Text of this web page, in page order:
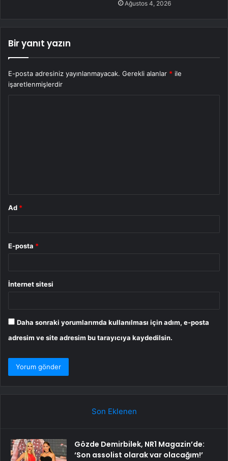
Ağustos 4, 2026
Bir yanıt yazın
E-posta adresiniz yayınlanmayacak. Gerekli alanlar * ile
işaretlenmişlerdir
Ad *
E-posta *
İnternet sitesi
Daha sonraki yorumlarımda kullanılması için adım, e-posta
adresim ve site adresim bu tarayıcıya kaydedilsin.
Son Eklenen
Gözde Demirbilek, NR1 Magazin’de:
‘Son assolist olarak var olacağım!’